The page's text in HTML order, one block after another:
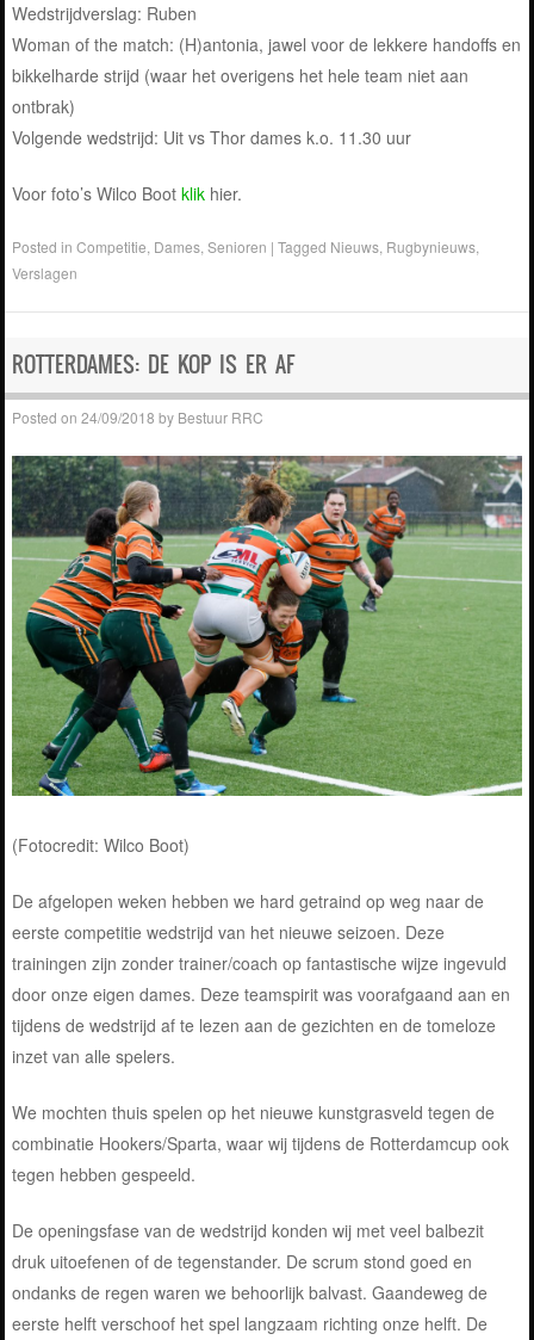
Wedstrijdverslag: Ruben
Woman of the match: (H)antonia, jawel voor de lekkere handoffs en
bikkelharde strijd (waar het overigens het hele team niet aan
ontbrak)
Volgende wedstrijd: Uit vs Thor dames k.o. 11.30 uur
Voor foto’s Wilco Bootklik hier.
Posted inCompetitie, Dames,Senioren |Tagged Nieuws, Rugbynieuws,
Verslagen
ROTTERDAMES: DE KOP IS ER AF
Posted on24/09/2018 by Bestuur RRC
(Fotocredit: Wilco Boot)
De afgelopen weken hebben we hard getraind op weg naar de
eerste competitie wedstrijd van het nieuwe seizoen. Deze
trainingen zijn zonder trainer/coach op fantastische wijze ingevuld
door onze eigen dames. Deze teamspirit was voorafgaand aan en
tijdens de wedstrijd af te lezen aan de gezichten en de tomeloze
inzet van alle spelers.
We mochten thuis spelen op het nieuwe kunstgrasveld tegen de
combinatie Hookers/Sparta, waar wij tijdens de Rotterdamcup ook
tegen hebben gespeeld.
De openingsfase van de wedstrijd konden wij met veel balbezit
druk uitoefenen of de tegenstander. De scrum stond goed en
ondanks de regen waren we behoorlijk balvast. Gaandeweg de
eerste helft verschoof het spel langzaam richting onze helft. De